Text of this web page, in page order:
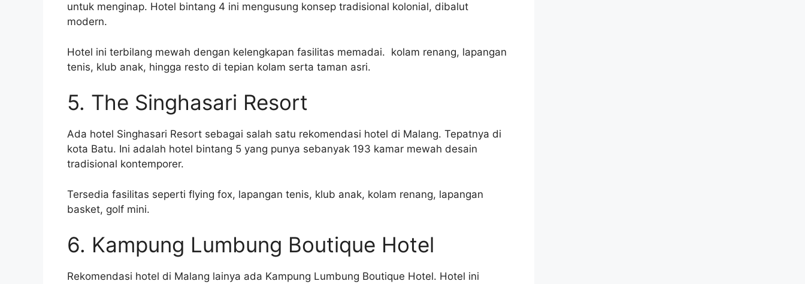
untuk menginap. Hotel bintang 4 ini mengusung konsep tradisional kolonial, dibalut
modern.
Hotel ini terbilang mewah dengan kelengkapan fasilitas memadai. kolam renang, lapangan
tenis, klub anak, hingga resto di tepian kolam serta taman asri.
5. The Singhasari Resort
Ada hotel Singhasari Resort sebagai salah satu rekomendasi hotel di Malang. Tepatnya di
kota Batu. Ini adalah hotel bintang 5 yang punya sebanyak 193 kamar mewah desain
tradisional kontemporer.
Tersedia fasilitas seperti flying fox, lapangan tenis, klub anak, kolam renang, lapangan
basket, golf mini.
6. Kampung Lumbung Boutique Hotel
Rekomendasi hotel di Malang lainya ada Kampung Lumbung Boutique Hotel. Hotel ini